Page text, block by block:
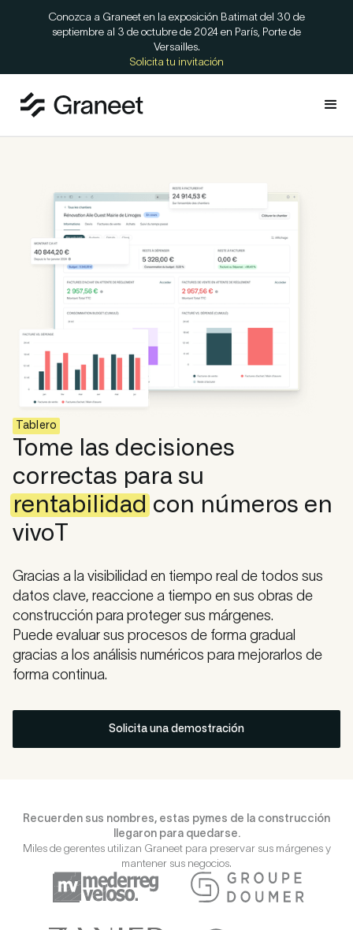
Conozca a Graneet en la exposición Batimat del 30 de
septiembre al 3 de octubre de 2024 en París, Porte de
Versailles.
Solicita tu invitación
Tablero
Tome las decisiones
correctas para su
rentabilidad con números en
vivoT
Gracias a la visibilidad en tiempo real de todos sus
datos clave, reaccione a tiempo en sus obras de
construcción para proteger sus márgenes.
Puede evaluar sus procesos de forma gradual
gracias a los análisis numéricos para mejorarlos de
forma continua.
Solicita una demostración
Recuerden sus nombres, estas pymes de la construcción
llegaron para quedarse.
Miles de gerentes utilizan Graneet para preservar sus márgenes y
mantener sus negocios.